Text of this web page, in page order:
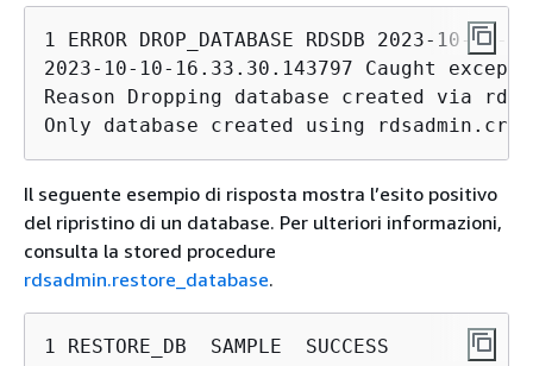
1 ERROR DROP_DATABASE RDSDB 2023-
2023-10-10-16.33.30.143797 Caught
Reason Dropping database created via
Only database created using
Il seguente esempio di risposta mostra l’esito positivo
del ripristino di un database. Per ulteriori informazioni,
consulta la stored procedure
rdsadmin.restore_database.
1 RESTORE_DB  SAMPLE  SUCCESS